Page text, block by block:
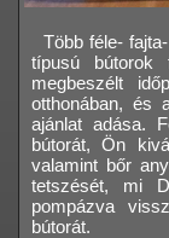
Több féle-
típusú bútorok
megbeszélt
otthonában, és
ajánlat adása.
bútorát, Ön
valamint bőr
tetszését, mi
pompázva
bútorát.